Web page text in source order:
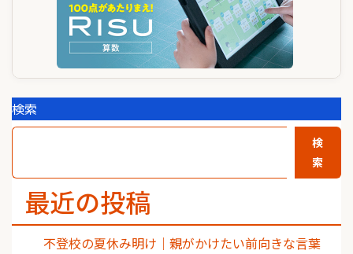
検索
検
索
最近の投稿
不登校の夏休み明け｜親がかけたい前向きな言葉